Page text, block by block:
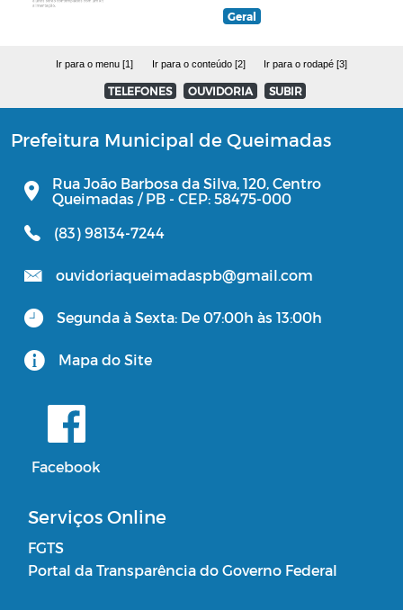
Geral
Ir para o menu [1] Ir para o conteúdo [2] Ir para o rodapé [3]
TELEFONES OUVIDORIA SUBIR
Prefeitura Municipal de Queimadas
Rua João Barbosa da Silva, 120, Centro
Queimadas / PB - CEP: 58475-000
(83) 98134-7244
ouvidoriaqueimadaspb@gmail.com
Segunda à Sexta: De 07:00h às 13:00h
Mapa do Site
Facebook
Serviços Online
FGTS
Portal da Transparência do Governo Federal